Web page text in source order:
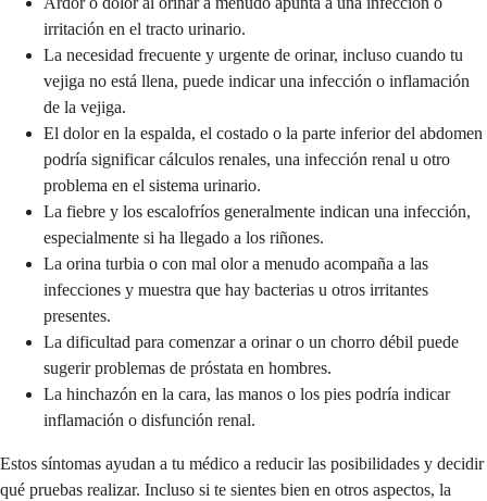
irritación en el tracto urinario.
La necesidad frecuente y urgente de orinar, incluso cuando tu
vejiga no está llena, puede indicar una infección o inflamación
de la vejiga.
El dolor en la espalda, el costado o la parte inferior del abdomen
podría significar cálculos renales, una infección renal u otro
problema en el sistema urinario.
La fiebre y los escalofríos generalmente indican una infección,
especialmente si ha llegado a los riñones.
La orina turbia o con mal olor a menudo acompaña a las
infecciones y muestra que hay bacterias u otros irritantes
presentes.
La dificultad para comenzar a orinar o un chorro débil puede
sugerir problemas de próstata en hombres.
La hinchazón en la cara, las manos o los pies podría indicar
inflamación o disfunción renal.
Estos síntomas ayudan a tu médico a reducir las posibilidades y decidir
qué pruebas realizar. Incluso si te sientes bien en otros aspectos, la